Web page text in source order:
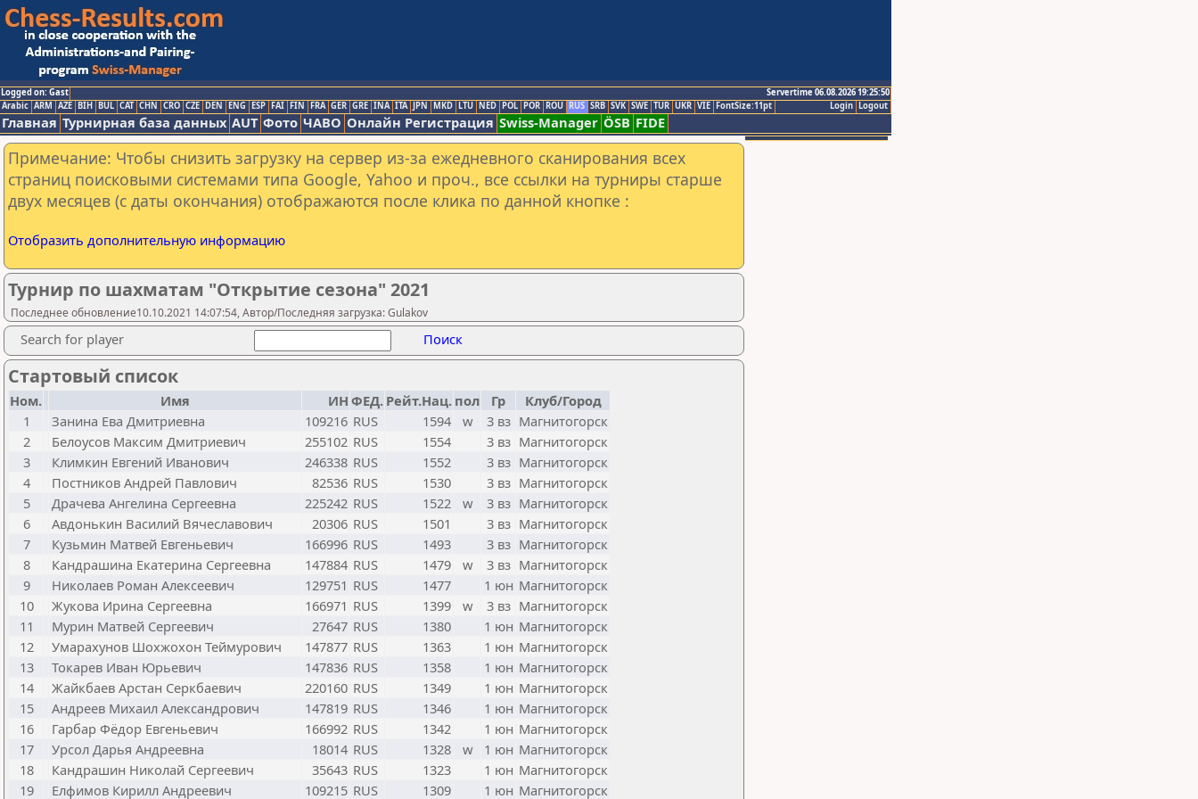
Logged on: Gast
Servertime 06.08.2026 19:25:50
Logout
Login
Arabic ARM AZE BIH BUL CAT CHN CRO CZE DEN ENG ESP FAI FIN FRA GER GRE INA ITA JPN MKD LTU NED POL POR ROU RUS SRB SVK SWE TUR UKR VIE FontSize:11pt
Главная Турнирная база данных AUT Фото ЧАВО Онлайн Регистрация Swiss-Manager ÖSB FIDE
Примечание: Чтобы снизить загрузку на сервер из-за ежедневного сканирования всех
страниц поисковыми системами типа Google, Yahoo и проч., все ссылки на турниры старше
двух месяцев (с даты окончания) отображаются после клика по данной кнопке :
Отобразить дополнительную информацию
Турнир по шахматам "Открытие сезона" 2021
Последнее обновление10.10.2021 14:07:54, Автор/Последняя загрузка: Gulakov
Search for player Поиск
Стартовый список
Ном. Имя ИН ФЕД. Рейт.Нац. пол Гр
Клуб/Город
1
Занина Ева Дмитриевна 109216 RUS 1594 w 3 вз Магнитогорск
2
Белоусов Максим Дмитриевич 255102 RUS 1554 3 вз Магнитогорск
3
Климкин Евгений Иванович 246338 RUS 1552 3 вз Магнитогорск
4
Постников Андрей Павлович 82536 RUS 1530 3 вз Магнитогорск
5
Драчева Ангелина Сергеевна 225242 RUS 1522 w 3 вз Магнитогорск
6
Авдонькин Василий Вячеславович 20306 RUS 1501 3 вз Магнитогорск
7
Кузьмин Матвей Евгеньевич 166996 RUS 1493 3 вз Магнитогорск
8
Кандрашина Екатерина Сергеевна 147884 RUS 1479 w 3 вз Магнитогорск
9
Николаев Роман Алексеевич 129751 RUS 1477 1 юн Магнитогорск
10
Жукова Ирина Сергеевна 166971 RUS 1399 w 3 вз Магнитогорск
11
Мурин Матвей Сергеевич 27647 RUS 1380 1 юн Магнитогорск
12
Умарахунов Шохжохон Теймурович 147877 RUS 1363 1 юн Магнитогорск
13
Токарев Иван Юрьевич 147836 RUS 1358 1 юн Магнитогорск
14
Жайкбаев Арстан Серкбаевич 220160 RUS 1349 1 юн Магнитогорск
15
Андреев Михаил Александрович 147819 RUS 1346 1 юн Магнитогорск
16
Гарбар Фёдор Евгеньевич 166992 RUS 1342 1 юн Магнитогорск
17
Урсол Дарья Андреевна 18014 RUS 1328 w 1 юн Магнитогорск
18
Кандрашин Николай Сергеевич 35643 RUS 1323 1 юн Магнитогорск
19
Елфимов Кирилл Андреевич 109215 RUS 1309 1 юн Магнитогорск